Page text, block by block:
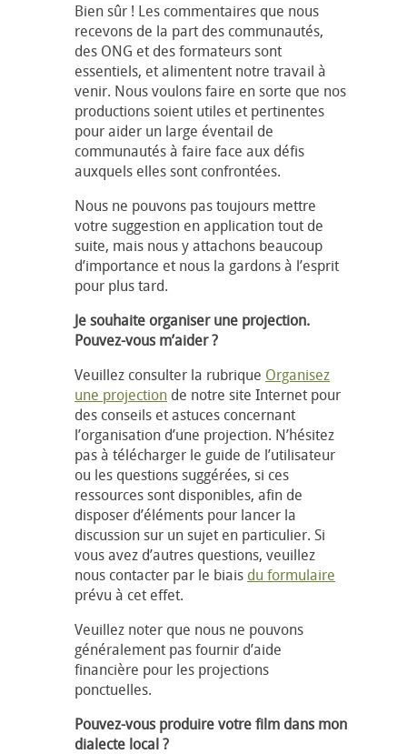
Bien sûr ! Les commentaires que nous
recevons de la part des communautés,
des ONG et des formateurs sont
essentiels, et alimentent notre travail à
venir. Nous voulons faire en sorte que nos
productions soient utiles et pertinentes
pour aider un large éventail de
communautés à faire face aux défis
auxquels elles sont confrontées.
Nous ne pouvons pas toujours mettre
votre suggestion en application tout de
suite, mais nous y attachons beaucoup
d’importance et nous la gardons à l’esprit
pour plus tard.
Je souhaite organiser une projection.
Pouvez-vous m’aider ?
Veuillez consulter la rubrique Organisez
une projection de notre site Internet pour
des conseils et astuces concernant
l’organisation d’une projection. N’hésitez
pas à télécharger le guide de l’utilisateur
ou les questions suggérées, si ces
ressources sont disponibles, afin de
disposer d’éléments pour lancer la
discussion sur un sujet en particulier. Si
vous avez d’autres questions, veuillez
nous contacter par le biais du formulaire
prévu à cet effet.
Veuillez noter que nous ne pouvons
généralement pas fournir d’aide
financière pour les projections
ponctuelles.
Pouvez-vous produire votre film dans mon
dialecte local ?